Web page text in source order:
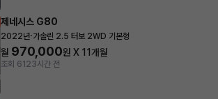
제네시스 G80
2022년·가솔린 2.5 터보 2WD 기본형
월 970,000원 X 11개월
조회 6123시간 전